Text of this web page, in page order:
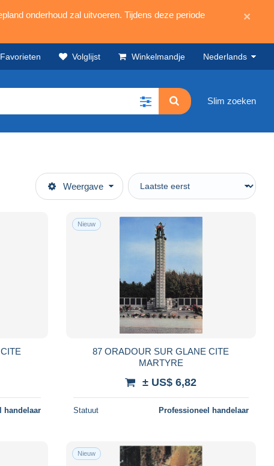
onderhoud zal uitvoeren. Tijdens deze periode
×
Favorieten Volglijst Winkelmandje Nederlands
Slim zoeken
Weergave
handelaar
Nieuw
87 ORADOUR SUR GLANE CITE
MARTYRE
± US$ 6,82
Statuut Professioneel handelaar
Nieuw